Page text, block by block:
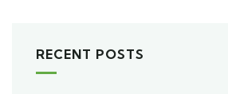
RECENT POSTS